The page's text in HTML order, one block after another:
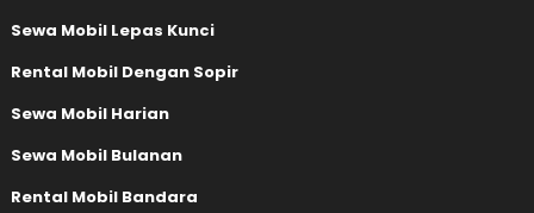
Sewa Mobil Lepas Kunci
Rental Mobil Dengan Sopir
Sewa Mobil Harian
Sewa Mobil Bulanan
Rental Mobil Bandara